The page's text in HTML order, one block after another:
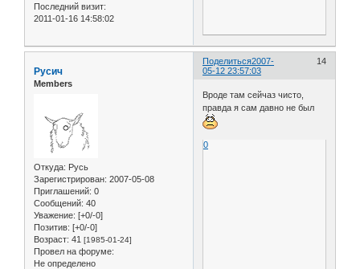
Последний визит:
2011-01-16 14:58:02
Поделиться 14
2007-
05-12 23:57:03
Русич
Members
Откуда: Русь
Зарегистрирован: 2007-05-08
Приглашений: 0
Сообщений: 40
Уважение: [+0/-0]
Позитив: [+0/-0]
Возраст: 41 [1985-01-24]
Провел на форуме:
Не определено
Вроде там сейчаз чисто,
правда я сам давно не был
0